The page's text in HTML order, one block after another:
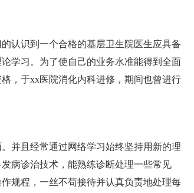
识到一个合格的基层卫生院医生应具备
学习。为了使自己的业务水准能得到全面
，于xx医院消化内科进修，期间也曾进行
且经常通过网络学习始终坚持用新的理
病诊治技术，能熟练诊断处理一些常见
规程，一丝不苟接待并认真负责地处理每